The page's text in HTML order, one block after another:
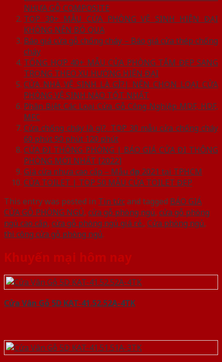
NHỰA GỖ COMPOSITE
TOP 30+ MẪU CỬA PHÒNG VỆ SINH HIỆN ĐẠI
KHÔNG NÊN BỎ QUA
Báo giá cửa gỗ chống cháy – Báo giá cửa thép chống
cháy
TỔNG HỢP 40+ MẪU CỬA PHÒNG TẮM ĐẸP SANG
TRỌNG THEO XU HƯỚNG HIỆN ĐẠI
CỬA NHÀ VỆ SINH LÀ GÌ?| NÊN CHỌN LOẠI CỬA
PHÒNG VỆ SINH NÀO TỐT NHẤT
Phân Biệt Các Loại Cửa Gỗ Công Nghiệp MDF, HDF,
MFC
Cửa chống cháy là gì?. TOP 30 mẫu cửa chống cháy
60 phút 90 phút 120 phút
CỬA ĐI THÔNG PHÒNG | BÁO GIÁ CỬA ĐI THÔNG
PHÒNG MỚI NHẤT [2022]
Giá cửa nhựa cao cấp – Mẫu đẹp 2021 tại TPHCM
CỬA TOILET | TOP 50 MẪU CỬA TOILET ĐẸP
This entry was posted in Tin tứcand tagged BÁO GIÁ
CỬA GỖ PHÒNG NGỦ, cửa gỗ phòng ngủ, cửa gỗ phòng
ngủ cao cấp, cửa gỗ phòng ngủ giá rẻ., Cửa phòng ngủ,
thi công cửa gỗ phòng ngủ.
Khuyến mại hôm nay
Cửa Vân Gỗ 5D KAT-41.52.52A-4TK